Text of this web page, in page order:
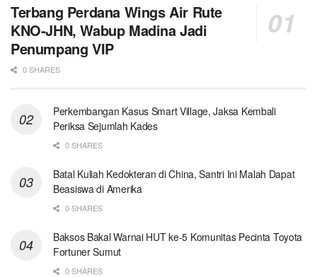
Terbang Perdana Wings Air Rute
KNO-JHN, Wabup Madina Jadi
Penumpang VIP
0 SHARES
Perkembangan Kasus Smart Village, Jaksa Kembali
Periksa Sejumlah Kades
0 SHARES
Batal Kuliah Kedokteran di China, Santri Ini Malah Dapat
Beasiswa di Amerika
0 SHARES
Baksos Bakal Warnai HUT ke-5 Komunitas Pecinta Toyota
Fortuner Sumut
0 SHARES